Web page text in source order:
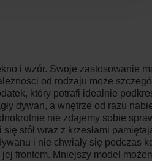
i wzór. Swoje zastosowanie
od rodzaju może
który potrafi idealnie
dywan, a wnętrze od razu
nie zdajemy sobie
stół wraz z krzesłami
i nie chwiały się podczas
frontem. Mniejszy model